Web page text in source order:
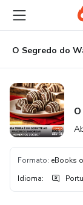
para
conteúdo
principal
para
pagamento
para
rodapé
Formato: eBooks
Idioma: